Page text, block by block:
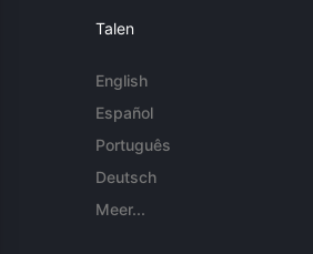
Talen
English
Español
Português
Deutsch
Meer...